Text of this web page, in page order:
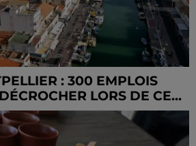
: 300 EMPLOIS
LORS DE CE...